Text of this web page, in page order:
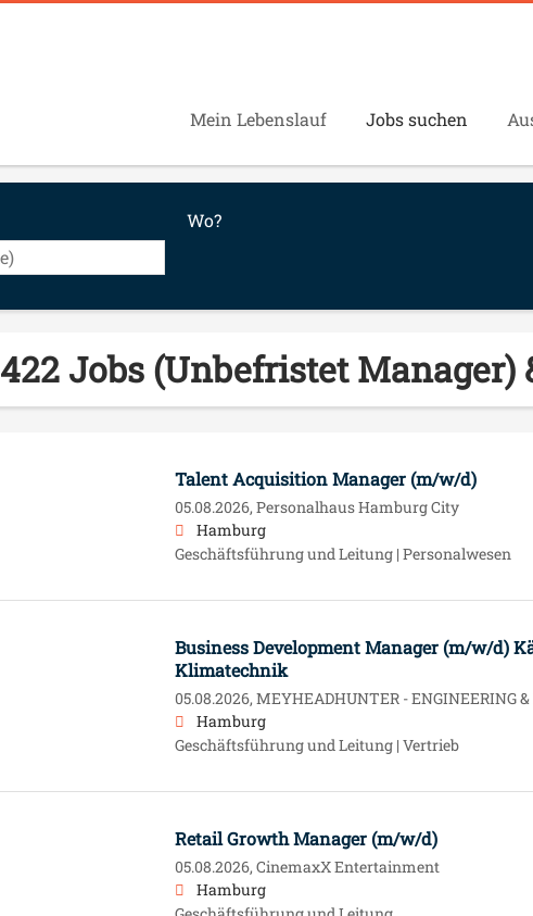
Mein Lebenslauf Jobs suchen
Wo?
422 Jobs (Unbefristet Manager)
Talent Acquisition Manager (m/w/d)
05.08.2026, Personalhaus Hamburg City
Hamburg
Geschäftsführung und Leitung | Personalwesen
Business Development Manager (m/w/d)
Klimatechnik
05.08.2026, MEYHEADHUNTER - ENGINEERING
Hamburg
Geschäftsführung und Leitung | Vertrieb
Retail Growth Manager (m/w/d)
05.08.2026, CinemaxX Entertainment
Hamburg